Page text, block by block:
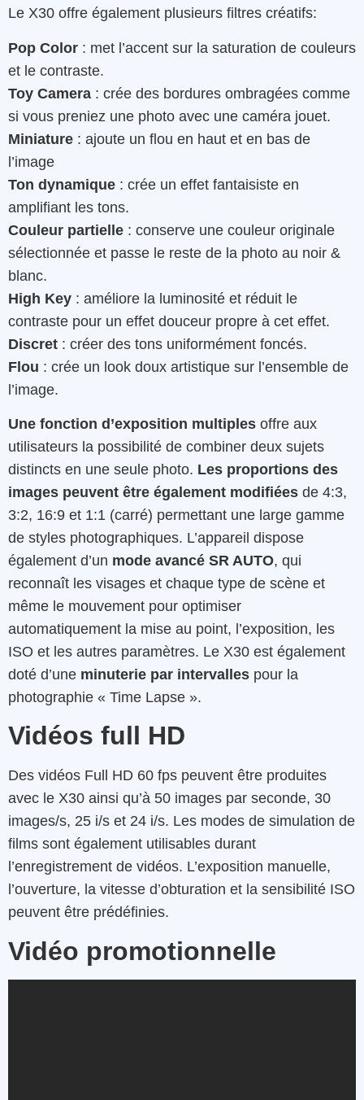
Le X30 offre également plusieurs filtres créatifs:
Pop Color : met l’accent sur la saturation de couleurs
et le contraste.
Toy Camera : crée des bordures ombragées comme
si vous preniez une photo avec une caméra jouet.
Miniature : ajoute un flou en haut et en bas de
l’image
Ton dynamique : crée un effet fantaisiste en
amplifiant les tons.
Couleur partielle : conserve une couleur originale
sélectionnée et passe le reste de la photo au noir &
blanc.
High Key : améliore la luminosité et réduit le
contraste pour un effet douceur propre à cet effet.
Discret : créer des tons uniformément foncés.
Flou : crée un look doux artistique sur l’ensemble de
l’image.
Une fonction d’exposition multiples offre aux
utilisateurs la possibilité de combiner deux sujets
distincts en une seule photo. Les proportions des
images peuvent être également modifiées de 4:3,
3:2, 16:9 et 1:1 (carré) permettant une large gamme
de styles photographiques. L’appareil dispose
également d’un mode avancé SR AUTO, qui
reconnaît les visages et chaque type de scène et
même le mouvement pour optimiser
automatiquement la mise au point, l’exposition, les
ISO et les autres paramètres. Le X30 est également
doté d’une minuterie par intervalles pour la
photographie « Time Lapse ».
Vidéos full HD
Des vidéos Full HD 60 fps peuvent être produites
avec le X30 ainsi qu’à 50 images par seconde, 30
images/s, 25 i/s et 24 i/s. Les modes de simulation de
films sont également utilisables durant
l’enregistrement de vidéos. L’exposition manuelle,
l’ouverture, la vitesse d’obturation et la sensibilité ISO
peuvent être prédéfinies.
Vidéo promotionnelle